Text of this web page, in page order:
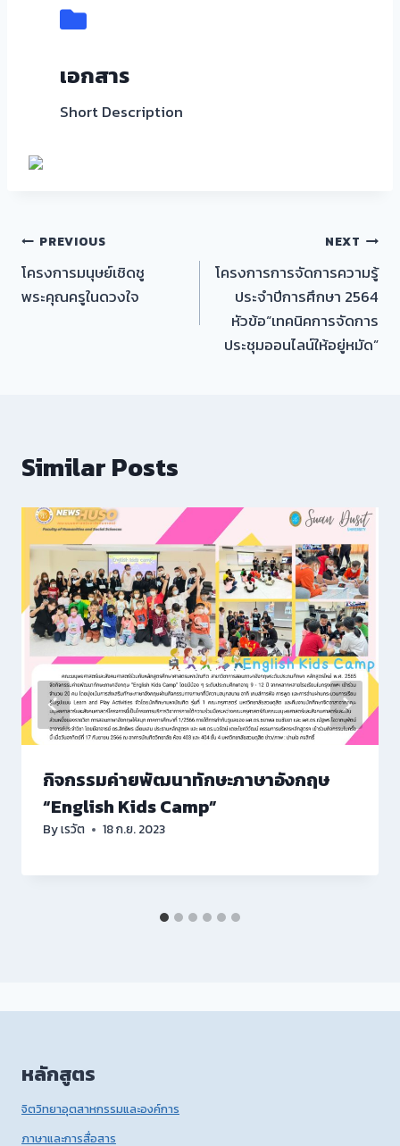
เอกสาร
Short Description
เมนู
นำทาง
PREVIOUS
โครงการมนุษย์เชิดชู
พระคุณครูในดวงใจ
NEXT
โครงการการจัดการความรู้
ประจำปีการศึกษา 2564
หัวข้อ“เทคนิคการจัดการ
ประชุมออนไลน์ให้อยู่หมัด”
Similar Posts
กิจกรรมค่ายพัฒนาทักษะภาษาอังกฤษ
“English Kids Camp”
Byเรวัต 18 ก.ย. 2023
หลักสูตร
จิตวิทยาอุตสาหกรรมและองค์การ
ภาษาและการสื่อสาร